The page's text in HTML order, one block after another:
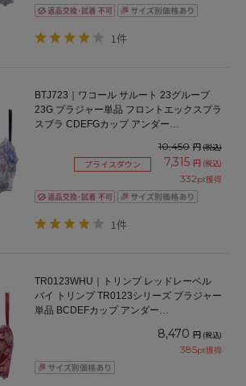
1件
BTJ723｜ワコール サルート 23グループ
23G ブラジャー単品 フロントエックスプラ
スブラ CDEFGカップ アンダー
10,450 円(税込)
プライスダウン 7,315 円 (税込)
332pt獲得
1件
TR0123WHU｜トリンプ レッドレーベル
バイ トリンプ TR0123シリーズ ブラジャー
単品 BCDEFカップ アンダー
8,470 円 (税込)
385pt獲得